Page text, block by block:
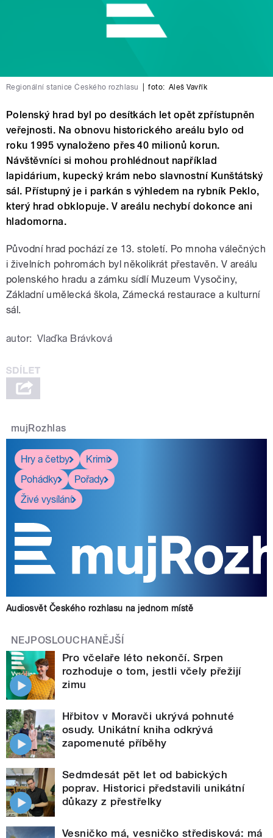
Regionální stanice Českého rozhlasu foto: Aleš Vavřík
Polenský hrad byl po desítkách let opět zpřístupněn
veřejnosti. Na obnovu historického areálu bylo od
roku 1995 vynaloženo přes 40 milionů korun.
Návštěvníci si mohou prohlédnout například
lapidárium, kupecký krám nebo slavnostní Kunštátský
sál. Přístupný je i parkán s výhledem na rybník Peklo,
který hrad obklopuje. V areálu nechybí dokonce ani
hladomorna.
Původní hrad pochází ze 13. století. Po mnoha válečných
i živelních pohromách byl několikrát přestavěn. V areálu
polenského hradu a zámku sídlí Muzeum Vysočiny,
Základní umělecká škola, Zámecká restaurace a kulturní
sál.
autor: Vlaďka Brávková
mujRozhlas
Hry a četby
Krimi
Pohádky
Pořady
Živé vysílání
Audiosvět Českého rozhlasu na jednom místě
NEJPOSLOUCHANĚJŠÍ
Pro včelaře léto nekončí. Srpen
rozhoduje o tom, jestli včely přežijí
zimu
Hřbitov v Moravči ukrývá pohnuté
osudy. Unikátní kniha odkrývá
zapomenuté příběhy
Sedmdesát pět let od babických
poprav. Historici představili unikátní
důkazy z přestřelky
Vesničko má, vesničko středisková: má